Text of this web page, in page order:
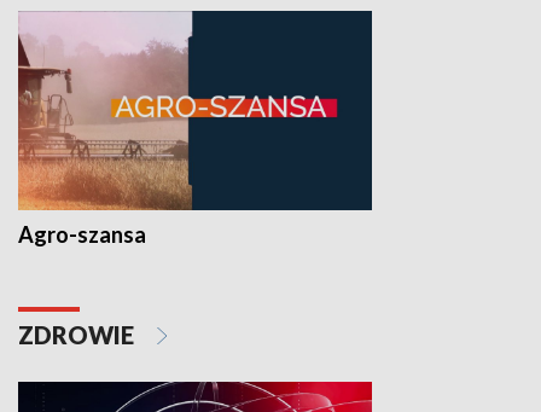
Agro-szansa
ZDROWIE